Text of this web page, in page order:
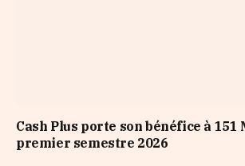
Cash Plus porte son bénéfice à 151
premier semestre 2026